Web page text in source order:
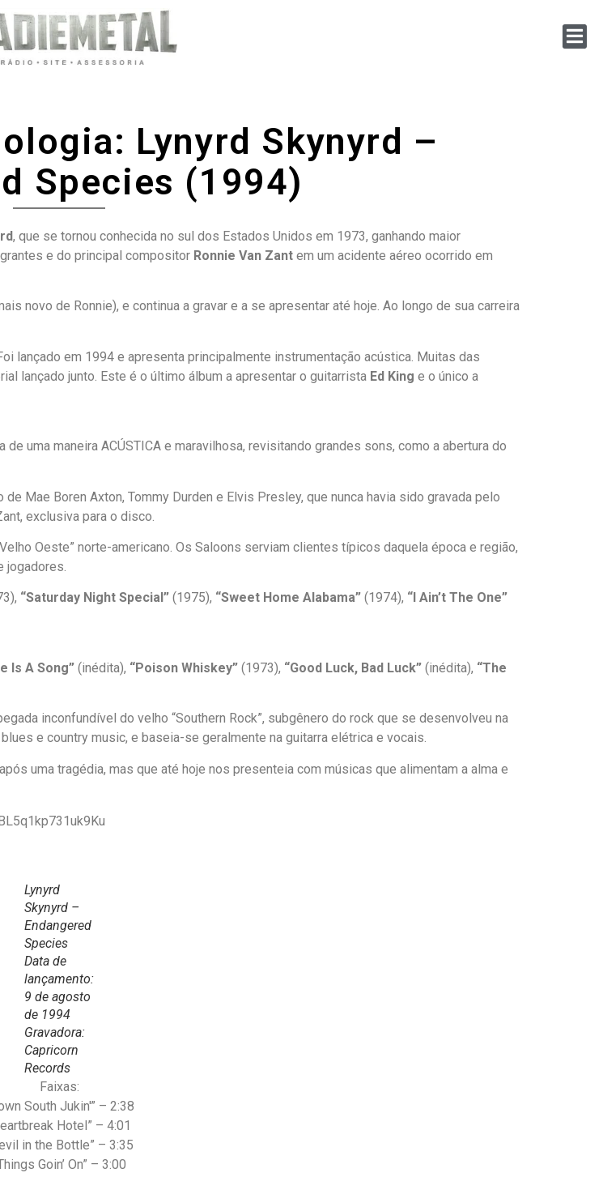
Lynyrd Skynyrd –
Species (1994)
, que se tornou conhecida no sul dos Estados Unidos em 1973, ganhando maior
e do principal compositor Ronnie Van Zant em um acidente aéreo ocorrido em
novo de Ronnie), e continua a gravar e a se apresentar até hoje. Ao longo de sua carreira
lançado em 1994 e apresenta principalmente instrumentação acústica. Muitas das
lançado junto. Este é o último álbum a apresentar o guitarrista Ed King e o único a
de uma maneira ACÚSTICA e maravilhosa, revisitando grandes sons, como a abertura do
de Mae Boren Axton, Tommy Durden e Elvis Presley, que nunca havia sido gravada pelo
exclusiva para o disco.
Oeste” norte-americano. Os Saloons serviam clientes típicos daquela época e região,
jogadores.
“Saturday Night Special” (1975), “Sweet Home Alabama” (1974), “I Ain’t The One”
Is A Song” (inédita), “Poison Whiskey” (1973), “Good Luck, Bad Luck” (inédita), “The
inconfundível do velho “Southern Rock”, subgênero do rock que se desenvolveu na
e country music, e baseia-se geralmente na guitarra elétrica e vocais.
uma tragédia, mas que até hoje nos presenteia com músicas que alimentam a alma e
Lynyrd
Skynyrd –
Endangered
Species
Data de
lançamento:
9 de agosto
de 1994
Gravadora:
Capricorn
Records
Faixas:
South Jukin'” – 2:38
Hotel” – 4:01
in the Bottle” – 3:35
Goin’ On” – 3:00